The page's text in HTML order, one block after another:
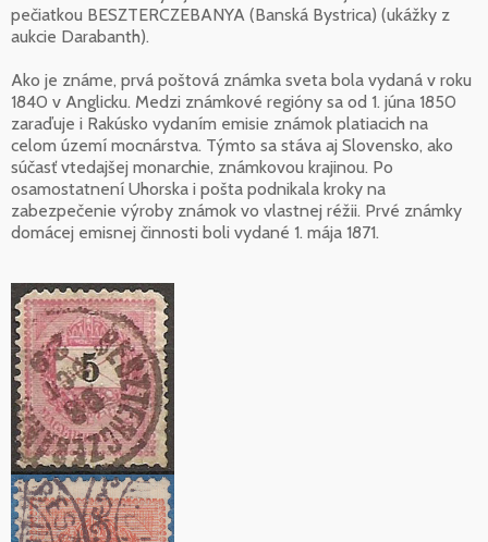
pečiatkou BESZTERCZEBANYA (Banská Bystrica) (ukážky z
aukcie Darabanth).
Ako je známe, prvá poštová známka sveta bola vydaná v roku
1840 v Anglicku. Medzi známkové regióny sa od 1. júna 1850
zaraďuje i Rakúsko vydaním emisie známok platiacich na
celom území mocnárstva. Týmto sa stáva aj Slovensko, ako
súčasť vtedajšej monarchie, známkovou krajinou. Po
osamostatnení Uhorska i pošta podnikala kroky na
zabezpečenie výroby známok vo vlastnej réžii. Prvé známky
domácej emisnej činnosti boli vydané 1. mája 1871.